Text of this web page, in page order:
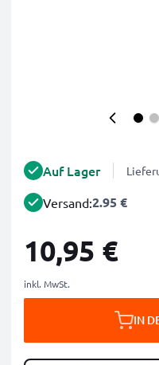
Auf Lager
Versand:2.95 €
10,95 €
inkl. MwSt.
IN